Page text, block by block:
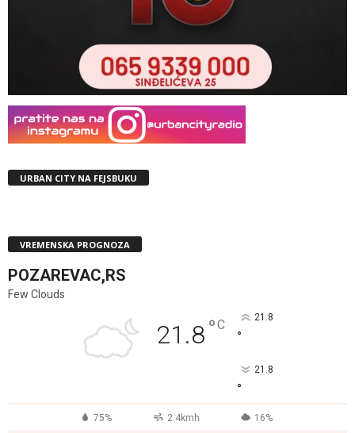
URBAN CITY NA FEJSBUKU
VREMENSKA PROGNOZA
POZAREVAC,RS
Few Clouds
21.8°C 21.8
°
21.8
°
75% 2.4kmh 16%